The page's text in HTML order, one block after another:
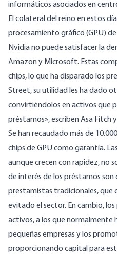
informáticos asociados en
El colateral del reino en estos
procesamiento gráfico (GPU)
Nvidiano puede satisfacer la
Amazon y Microsoft. Estas
chips, lo que ha disparado los
Street, su utilidad les ha dado
convirtiéndolos en activos que
préstamos»,escriben Asa Fitch
Se han recaudado más de
chips de GPU como garantía.
aunque crecen con rapidez, no
de interés de los préstamos
prestamistas tradicionales, que
evitado el sector. En cambio,
activos, a los que normalmente
pequeñas empresas y los
proporcionando capital para